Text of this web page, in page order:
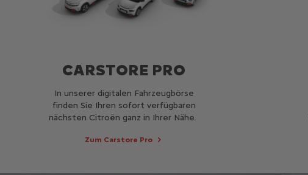
CARSTORE PRO
In unserer digitalen Fahrzeugbörse
finden Sie Ihren sofort verfügbaren
nächsten Citroën ganz in Ihrer Nähe.
Zum Carstore Pro